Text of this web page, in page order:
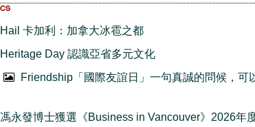
Hail 卡加利：加拿大冰雹之都
Heritage Day 認識亞省多元文化
Friendship「國際友誼日」一句真誠的問候，可
馮永發博士獲選《Business in Vancouver》2026年